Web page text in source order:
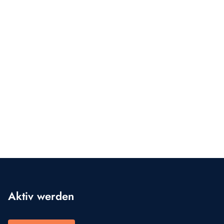
Aktiv werden